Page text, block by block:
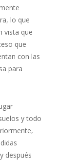
lo que
vista que
que
con las
para
y todo
después